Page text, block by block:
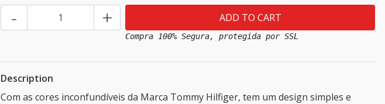
+
-
Compra 100% Segura, protegida por SSL
Description
Com as cores inconfundíveis da Marca Tommy Hilfiger, tem um design simples e